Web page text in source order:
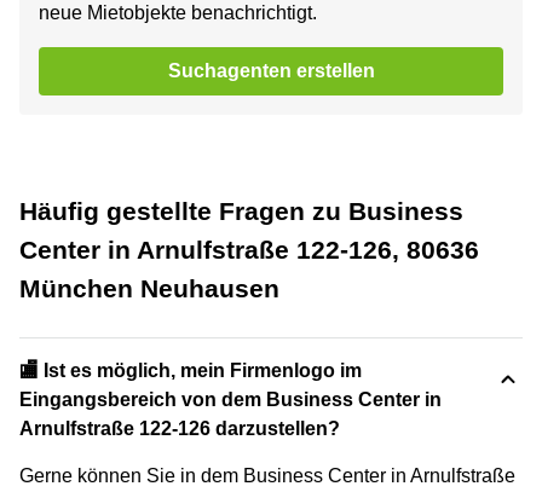
neue Mietobjekte benachrichtigt.
Suchagenten erstellen
Häufig gestellte Fragen zu Business
Center in Arnulfstraße 122-126, 80636
München Neuhausen
🏬 Ist es möglich, mein Firmenlogo im
Eingangsbereich von dem Business Center in
Arnulfstraße 122-126 darzustellen?
Gerne können Sie in dem Business Center in Arnulfstraße